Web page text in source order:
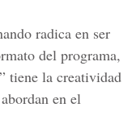
radica en ser
del programa,
tiene la creatividad
en el